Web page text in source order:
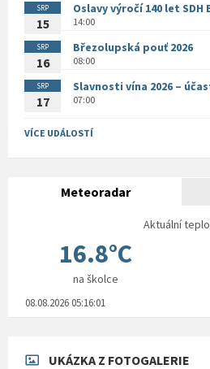
SRP
15
Oslavy výročí 140 let SDH
14:00
SRP
16
Březolupská pouť 2026
08:00
SRP
17
Slavnosti vína 2026 –
07:00
VÍCE UDÁLOSTÍ
Meteoradar
Aktuální
16.8°C
na školce
08.08.2026 05:16:01
UKÁZKA Z FOTOGALERIE